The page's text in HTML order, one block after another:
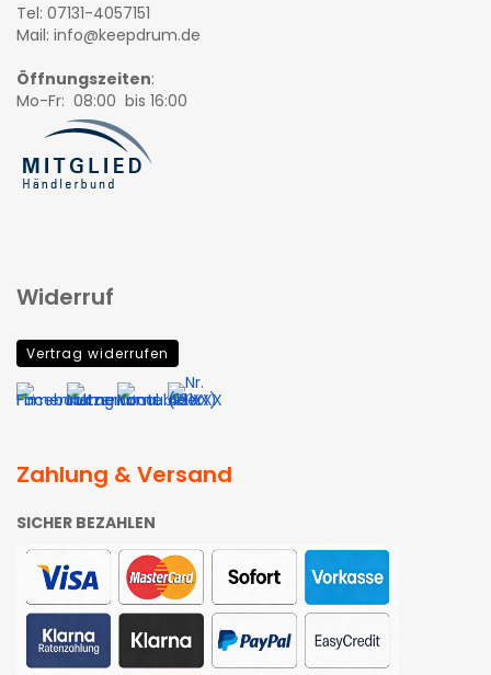
Tel: 07131-4057151
Mail: info@keepdrum.de
Öffnungszeiten:
Mo-Fr: 08:00 bis 16:00
Widerruf
Vertrag widerrufen
Zahlung & Versand
SICHER BEZAHLEN